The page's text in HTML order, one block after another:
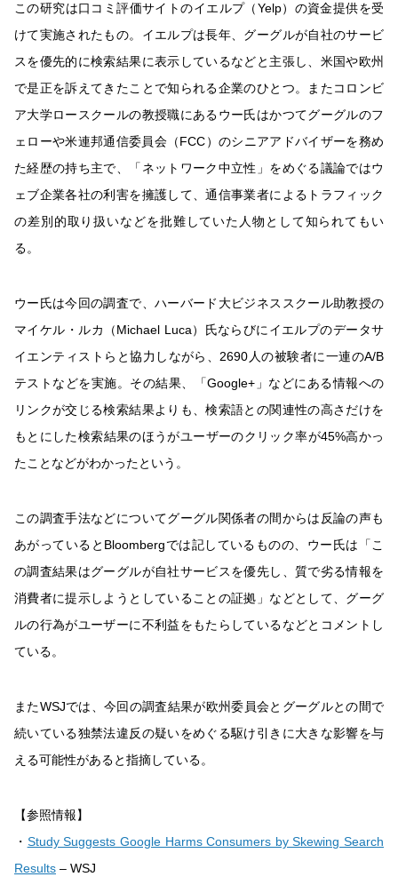
この研究は口コミ評価サイトのイエルプ（Yelp）の資金提供を受
けて実施されたもの。イエルプは長年、グーグルが自社のサービ
スを優先的に検索結果に表示しているなどと主張し、米国や欧州
で是正を訴えてきたことで知られる企業のひとつ。またコロンビ
ア大学ロースクールの教授職にあるウー氏はかつてグーグルのフ
ェローや米連邦通信委員会（FCC）のシニアアドバイザーを務め
た経歴の持ち主で、「ネットワーク中立性」をめぐる議論ではウ
ェブ企業各社の利害を擁護して、通信事業者によるトラフィック
の差別的取り扱いなどを批難していた人物として知られてもい
る。
ウー氏は今回の調査で、ハーバード大ビジネススクール助教授の
マイケル・ルカ（Michael Luca）氏ならびにイエルプのデータサ
イエンティストらと協力しながら、2690人の被験者に一連のA/B
テストなどを実施。その結果、「Google+」などにある情報への
リンクが交じる検索結果よりも、検索語との関連性の高さだけを
もとにした検索結果のほうがユーザーのクリック率が45%高かっ
たことなどがわかったという。
この調査手法などについてグーグル関係者の間からは反論の声も
あがっているとBloombergでは記しているものの、ウー氏は「こ
の調査結果はグーグルが自社サービスを優先し、質で劣る情報を
消費者に提示しようとしていることの証拠」などとして、グーグ
ルの行為がユーザーに不利益をもたらしているなどとコメントし
ている。
またWSJでは、今回の調査結果が欧州委員会とグーグルとの間で
続いている独禁法違反の疑いをめぐる駆け引きに大きな影響を与
える可能性があると指摘している。
【参照情報】
・ Study Suggests Google Harms Consumers by Skewing Search
Results – WSJ